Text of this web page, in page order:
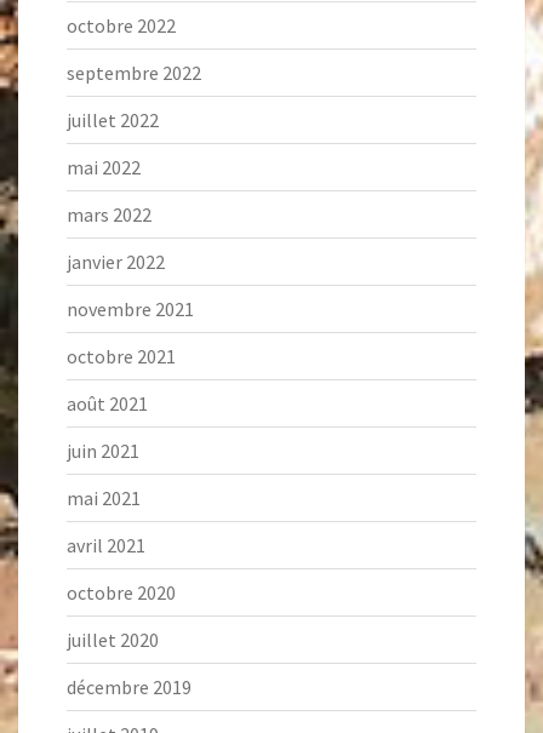
octobre 2022
septembre 2022
juillet 2022
mai 2022
mars 2022
janvier 2022
novembre 2021
octobre 2021
août 2021
juin 2021
mai 2021
avril 2021
octobre 2020
juillet 2020
décembre 2019